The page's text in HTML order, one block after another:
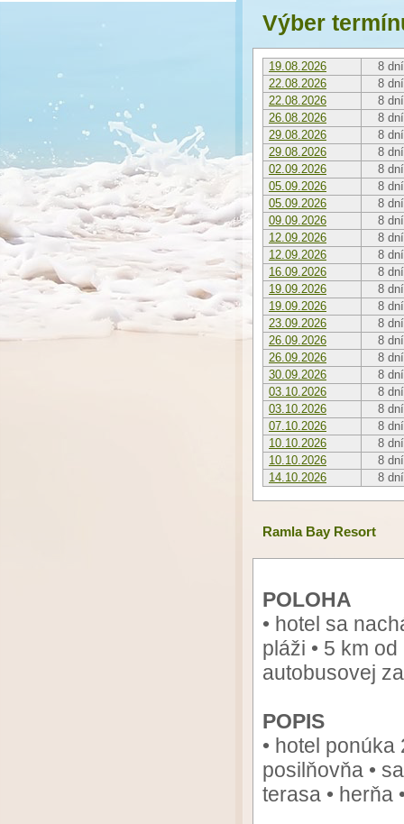
Výber
19.08.2026
8 dní
22.08.2026
8 dní
22.08.2026
8 dní
26.08.2026
8 dní
29.08.2026
8 dní
29.08.2026
8 dní
02.09.2026
8 dní
05.09.2026
8 dní
05.09.2026
8 dní
09.09.2026
8 dní
12.09.2026
8 dní
12.09.2026
8 dní
16.09.2026
8 dní
19.09.2026
8 dní
19.09.2026
8 dní
23.09.2026
8 dní
26.09.2026
8 dní
26.09.2026
8 dní
30.09.2026
8 dní
03.10.2026
8 dní
03.10.2026
8 dní
07.10.2026
8 dní
10.10.2026
8 dní
10.10.2026
8 dní
14.10.2026
8 dní
Ramla Bay Resort
POLOHA
• hotel sa
pláži • 5 km
autobusovej
POPIS
• hotel
posilňovňa •
terasa • herňa